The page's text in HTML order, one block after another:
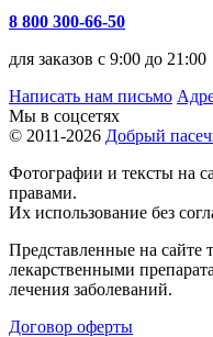
8 800 300-66-50
для заказов с 9:00 до 21:00
Написать нам письмо
Мы в соцсетях
© 2011-2026 Добрый
Фотографии и тексты на
правами.
Их использование без
Представленные на сайте
лекарственными
лечения заболеваний.
Договор оферты